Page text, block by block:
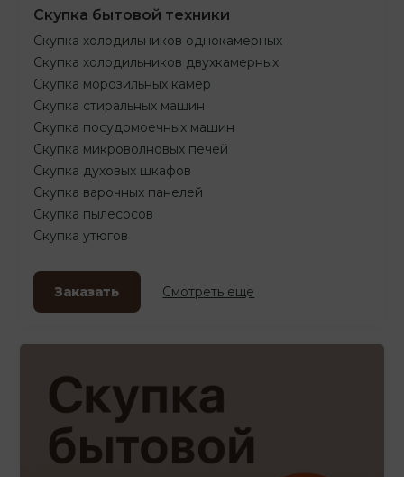
Скупка бытовой техники
Скупка холодильников однокамерных
Скупка холодильников двухкамерных
Скупка морозильных камер
Скупка стиральных машин
Скупка посудомоечных машин
Скупка микроволновых печей
Скупка духовых шкафов
Скупка варочных панелей
Скупка пылесосов
Скупка утюгов
Заказать Смотреть еще